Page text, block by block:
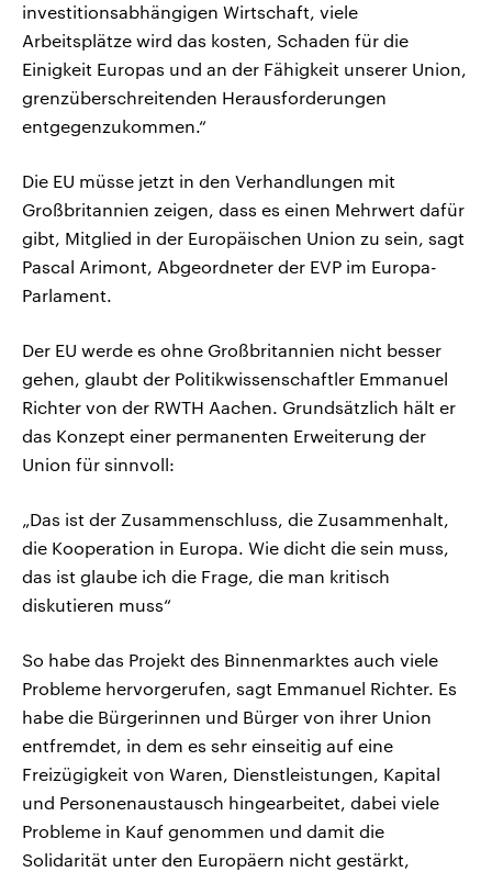
investitionsabhängigen Wirtschaft, viele
Arbeitsplätze wird das kosten, Schaden für die
Einigkeit Europas und an der Fähigkeit unserer Union,
grenzüberschreitenden Herausforderungen
entgegenzukommen.“
Die EU müsse jetzt in den Verhandlungen mit
Großbritannien zeigen, dass es einen Mehrwert dafür
gibt, Mitglied in der Europäischen Union zu sein, sagt
Pascal Arimont, Abgeordneter der EVP im Europa-
Parlament.
Der EU werde es ohne Großbritannien nicht besser
gehen, glaubt der Politikwissenschaftler Emmanuel
Richter von der RWTH Aachen. Grundsätzlich hält er
das Konzept einer permanenten Erweiterung der
Union für sinnvoll:
„Das ist der Zusammenschluss, die Zusammenhalt,
die Kooperation in Europa. Wie dicht die sein muss,
das ist glaube ich die Frage, die man kritisch
diskutieren muss“
So habe das Projekt des Binnenmarktes auch viele
Probleme hervorgerufen, sagt Emmanuel Richter. Es
habe die Bürgerinnen und Bürger von ihrer Union
entfremdet, in dem es sehr einseitig auf eine
Freizügigkeit von Waren, Dienstleistungen, Kapital
und Personenaustausch hingearbeitet, dabei viele
Probleme in Kauf genommen und damit die
Solidarität unter den Europäern nicht gestärkt,